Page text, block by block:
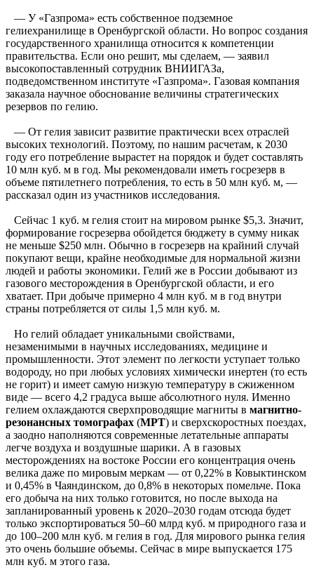
— У «Газпрома» есть собственное подземное
гелиехранилище в Оренбургской области. Но вопрос создания
государственного хранилища относится к компетенции
правительства. Если оно решит, мы сделаем, — заявил
высокопоставленный сотрудник ВНИИГАЗа,
подведомственном институте «Газпрома». Газовая компания
заказала научное обоснование величины стратегических
резервов по гелию.
— От гелия зависит развитие практически всех отраслей
высоких технологий. Поэтому, по нашим расчетам, к 2030
году его потребление вырастет на порядок и будет составлять
10 млн куб. м в год. Мы рекомендовали иметь госрезерв в
объеме пятилетнего потребления, то есть в 50 млн куб. м, —
рассказал один из участников исследования.
Сейчас 1 куб. м гелия стоит на мировом рынке $5,3. Значит,
формирование госрезерва обойдется бюджету в сумму никак
не меньше $250 млн. Обычно в госрезерв на крайний случай
покупают вещи, крайне необходимые для нормальной жизни
людей и работы экономики. Гелий же в России добывают из
газового месторождения в Оренбургской области, и его
хватает. При добыче примерно 4 млн куб. м в год внутри
страны потребляется от силы 1,5 млн куб. м.
Но гелий обладает уникальными свойствами,
незаменимыми в научных исследованиях, медицине и
промышленности. Этот элемент по легкости уступает только
водороду, но при любых условиях химически инертен (то есть
не горит) и имеет самую низкую температуру в сжиженном
виде — всего 4,2 градуса выше абсолютного нуля. Именно
гелием охлаждаются сверхпроводящие магниты в магнитно-
резонансных томографах (МРТ) и сверхскоростных поездах,
а заодно наполняются современные летательные аппараты
легче воздуха и воздушные шарики. А в газовых
месторождениях на востоке России его концентрация очень
велика даже по мировым меркам — от 0,22% в Ковыктинском
и 0,45% в Чаяндинском, до 0,8% в некоторых помельче. Пока
его добыча на них только готовится, но после выхода на
запланированный уровень к 2020–2030 годам отсюда будет
только экспортироваться 50–60 млрд куб. м природного газа и
до 100–200 млн куб. м гелия в год. Для мирового рынка гелия
это очень большие объемы. Сейчас в мире выпускается 175
млн куб. м этого газа.